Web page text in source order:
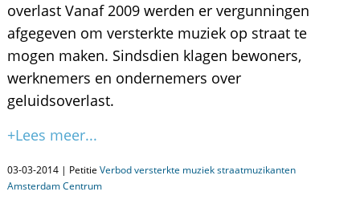
overlast Vanaf 2009 werden er vergunningen
afgegeven om versterkte muziek op straat te
mogen maken. Sindsdien klagen bewoners,
werknemers en ondernemers over
geluidsoverlast.
+Lees meer...
03-03-2014 | Petitie Verbod versterkte muziek straatmuzikanten
Amsterdam Centrum